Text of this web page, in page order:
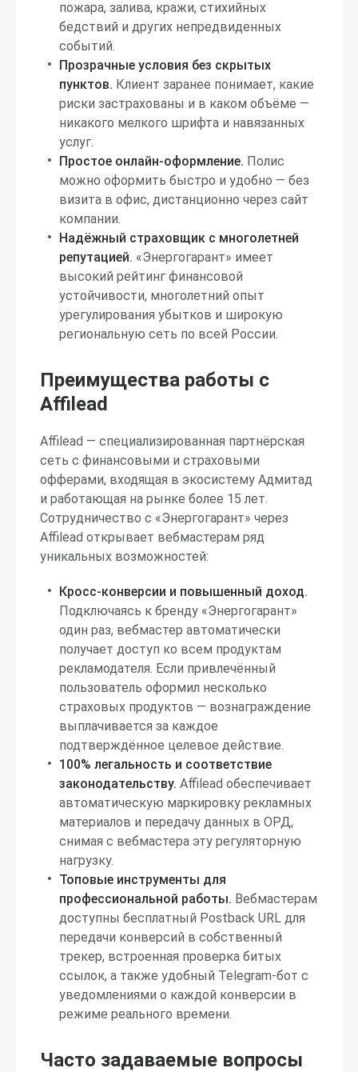
пожара, залива, кражи, стихийных
бедствий и других непредвиденных
событий.
Прозрачные условия без скрытых
пунктов. Клиент заранее понимает, какие
риски застрахованы и в каком объёме —
никакого мелкого шрифта и навязанных
услуг.
Простое онлайн-оформление. Полис
можно оформить быстро и удобно — без
визита в офис, дистанционно через сайт
компании.
Надёжный страховщик с многолетней
репутацией. «Энергогарант» имеет
высокий рейтинг финансовой
устойчивости, многолетний опыт
урегулирования убытков и широкую
региональную сеть по всей России.
Преимущества работы с
Affilead
Affilead — специализированная партнёрская
сеть с финансовыми и страховыми
офферами, входящая в экосистему Адмитад
и работающая на рынке более 15 лет.
Сотрудничество с «Энергогарант» через
Affilead открывает вебмастерам ряд
уникальных возможностей:
Кросс-конверсии и повышенный доход.
Подключаясь к бренду «Энергогарант»
один раз, вебмастер автоматически
получает доступ ко всем продуктам
рекламодателя. Если привлечённый
пользователь оформил несколько
страховых продуктов — вознаграждение
выплачивается за каждое
подтверждённое целевое действие.
100% легальность и соответствие
законодательству. Affilead обеспечивает
автоматическую маркировку рекламных
материалов и передачу данных в ОРД,
снимая с вебмастера эту регуляторную
нагрузку.
Топовые инструменты для
профессиональной работы. Вебмастерам
доступны бесплатный Postback URL для
передачи конверсий в собственный
трекер, встроенная проверка битых
ссылок, а также удобный Telegram-бот с
уведомлениями о каждой конверсии в
режиме реального времени.
Часто задаваемые вопросы